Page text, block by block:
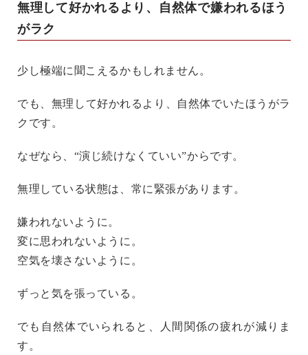
無理して好かれるより、自然体で嫌われるほう
がラク
少し極端に聞こえるかもしれません。
でも、無理して好かれるより、自然体でいたほうがラ
クです。
なぜなら、“演じ続けなくていい”からです。
無理している状態は、常に緊張があります。
嫌われないように。
変に思われないように。
空気を壊さないように。
ずっと気を張っている。
でも自然体でいられると、人間関係の疲れが減りま
す。